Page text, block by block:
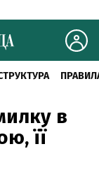
в
її